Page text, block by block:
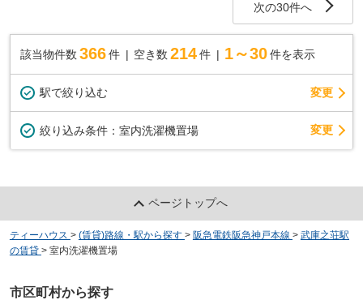
次の30件へ
該当物件数 366件 空き数 214 件 1～30 件を表示
駅で絞り込む 変更
絞り込み条件： 室内洗濯機置場 変更
ページトップへ
ティーハウス > (賃貸)路線・駅から探す > 阪急電鉄阪急神戸本線 > 武庫之荘駅
の賃貸 > 室内洗濯機置場
市区町村から探す